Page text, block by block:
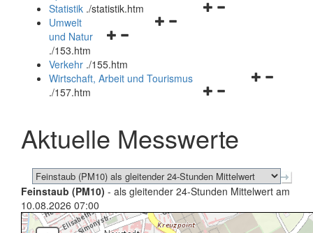
Navigationsmenü
Navigationsmenü
Statistik ./statistik.htm
Navigationsmenü
und
schließen
Umwelt
und Natur
./153.htm
Verkehr ./155.htm
Navigationsmenü
schließen
Wirtschaft, Arbeit und Tourismus
./157.htm
Aktuelle Messwerte
Feinstaub (PM10) - als gleitender 24-Stunden Mittelwert am
10.08.2026 07:00